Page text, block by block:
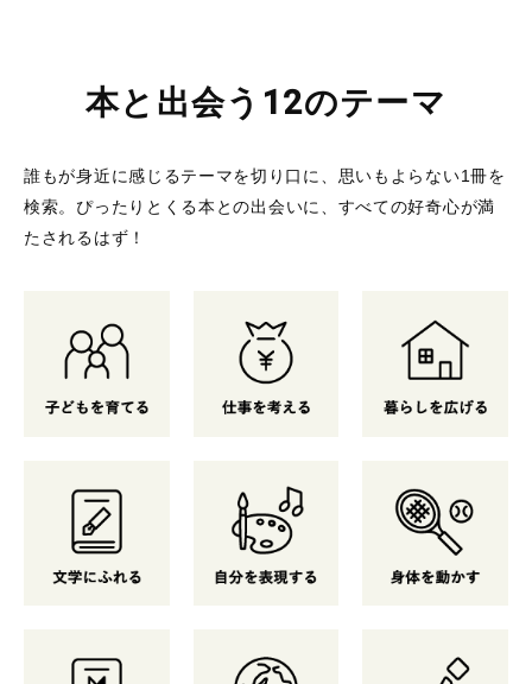
本と出会う12のテーマ
誰もが身近に感じるテーマを切り口に、思いもよらない1冊を
検索。 ぴったりとくる本との出会いに、すべての好奇心が満
たされるはず！